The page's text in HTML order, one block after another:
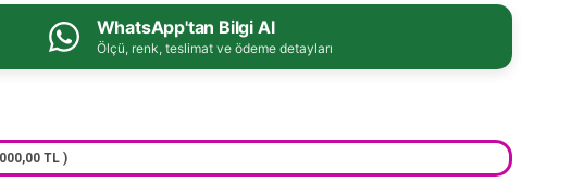
WhatsApp'tan Bilgi Al
Ölçü, renk, teslimat ve ödeme detayları
TL )